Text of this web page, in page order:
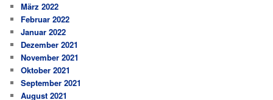
März 2022
Februar 2022
Januar 2022
Dezember 2021
November 2021
Oktober 2021
September 2021
August 2021